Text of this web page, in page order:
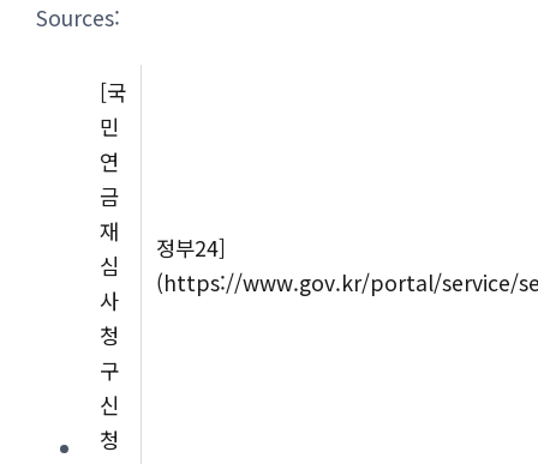
Sources:
[국
민
연
금
재
심
사
청
구
신
청
정부24]
(https://www.gov.kr/portal/service/